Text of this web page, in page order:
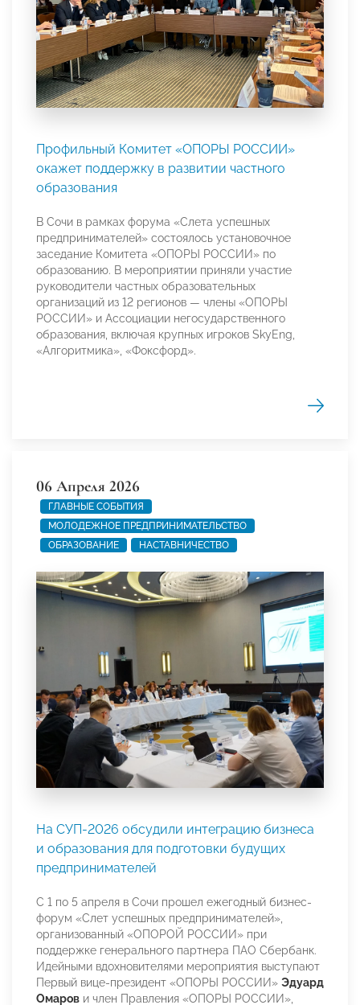
Профильный Комитет «ОПОРЫ РОССИИ»
окажет поддержку в развитии частного
образования
В Сочи в рамках форума «Слета успешных
предпринимателей» состоялось установочное
заседание Комитета «ОПОРЫ РОССИИ» по
образованию. В мероприятии приняли участие
руководители частных образовательных
организаций из 12 регионов — члены «ОПОРЫ
РОССИИ» и Ассоциации негосударственного
образования, включая крупных игроков SkyEng,
«Алгоритмика», «Фоксфорд».
06 Апреля 2026
ГЛАВНЫЕ СОБЫТИЯ
МОЛОДЕЖНОЕ ПРЕДПРИНИМАТЕЛЬСТВО
ОБРАЗОВАНИЕ
НАСТАВНИЧЕСТВО
На СУП-2026 обсудили интеграцию бизнеса
и образования для подготовки будущих
предпринимателей
С 1 по 5 апреля в Сочи прошел ежегодный бизнес-
форум «Слет успешных предпринимателей»,
организованный «ОПОРОЙ РОССИИ» при
поддержке генерального партнера ПАО Сбербанк.
Идейными вдохновителями мероприятия выступают
Первый вице-президент «ОПОРЫ РОССИИ» Эдуард
Омаров и член Правления «ОПОРЫ РОССИИ»,